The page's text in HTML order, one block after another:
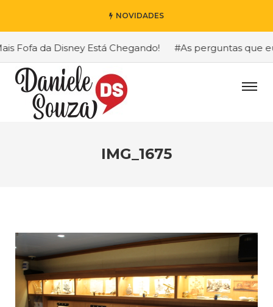
NOVIDADES
da Disney Está Chegando! #As perguntas que eu
IMG_1675